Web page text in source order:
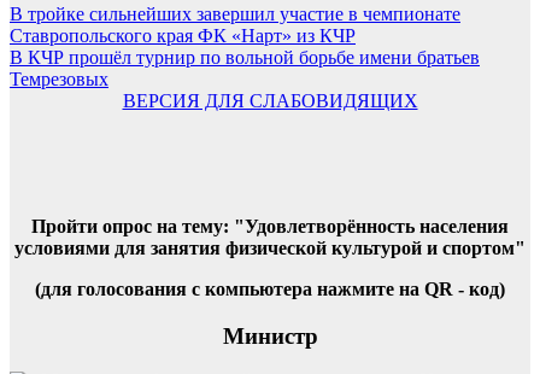
Навигация
по
записям
В тройке сильнейших завершил участие в чемпионате
Ставропольского края ФК «Нарт» из КЧР
В КЧР прошёл турнир по вольной борьбе имени братьев
Темрезовых
ВЕРСИЯ ДЛЯ СЛАБОВИДЯЩИХ
Пройти опрос на тему: "Удовлетворённость населения
условиями для занятия физической культурой и спортом"
(для голосования с компьютера нажмите на QR - код)
Министр